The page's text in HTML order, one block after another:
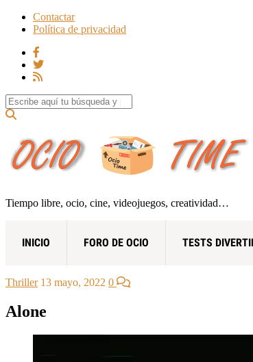
Contactar
Política de privacidad
Search for:
Tiempo libre, ocio, cine, videojuegos, creatividad…
INICIO FORO DE OCIO TESTS
Thriller 13 mayo, 2022 0
Alone